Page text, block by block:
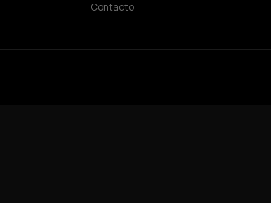
Contacto